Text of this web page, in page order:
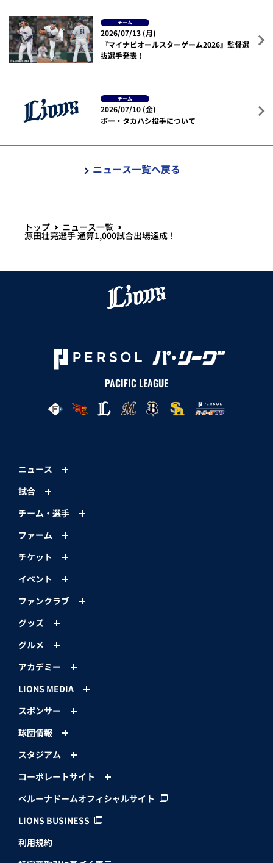
チーム
2026/07/13 (月)
『マイナビオールスターゲーム2026』監督選
抜選手発表！
チーム
2026/07/10 (金)
ボー・タカハシ投手について
ニュース一覧へ戻る
トップ ニュース一覧
源田壮亮選手 通算1,000試合出場達成！
PACIFIC LEAGUE
ニュース
試合
チーム・選手
ファーム
チケット
イベント
ファンクラブ
グッズ
グルメ
アカデミー
LIONS MEDIA
スポンサー
球団情報
スタジアム
コーポレートサイト
ベルーナドームオフィシャルサイト
LIONS BUSINESS
利用規約